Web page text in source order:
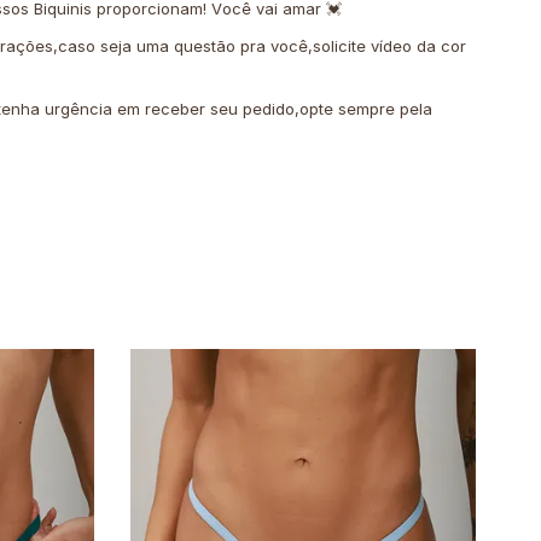
Biquinis proporcionam! Você vai amar 💓
seja uma questão pra você,solicite vídeo da cor
urgência em receber seu pedido,opte sempre pela